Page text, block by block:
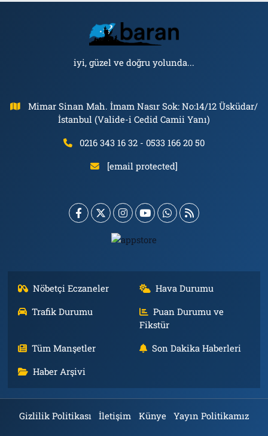
iyi, güzel ve doğru yolunda...
Mimar Sinan Mah. İmam Nasır Sok: No:14/12 Üsküdar/
İstanbul (Valide-i Cedid Camii Yanı)
0216 343 16 32 - 0533 166 20 50
[email protected]
Nöbetçi Eczaneler
Hava Durumu
Trafik Durumu
Puan Durumu ve
Fikstür
Tüm Manşetler
Son Dakika Haberleri
Haber Arşivi
Gizlilik Politikası İletişim Künye Yayın Politikamız